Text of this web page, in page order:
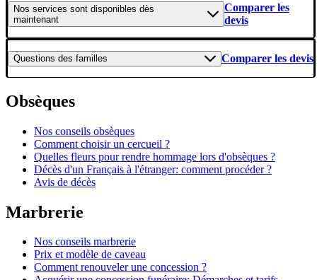
Nos services sont disponibles dès
maintenant
Comparer les
devis
Questions des familles Comparer les devis
Obsèques
Nos conseils obsèques
Comment choisir un cercueil ?
Quelles fleurs pour rendre hommage lors d'obsèques ?
Décès d'un Français à l'étranger: comment procéder ?
Avis de décès
Marbrerie
Nos conseils marbrerie
Prix et modèle de caveau
Comment renouveler une concession ?